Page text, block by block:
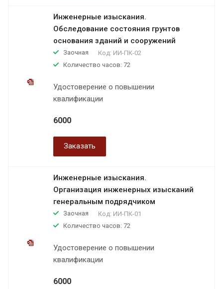
Инженерные изыскания.
Обследование состояния грунтов
основания зданий и сооружений
Заочная Код: ИИ-ПК-02
Количество часов: 72
Удостоверение о повышении
квалификации
6000
Заказать
Инженерные изыскания.
Организация инженерных изысканий
генеральным подрядчиком
Заочная Код: ИИ-ПК-01
Количество часов: 72
Удостоверение о повышении
квалификации
6000